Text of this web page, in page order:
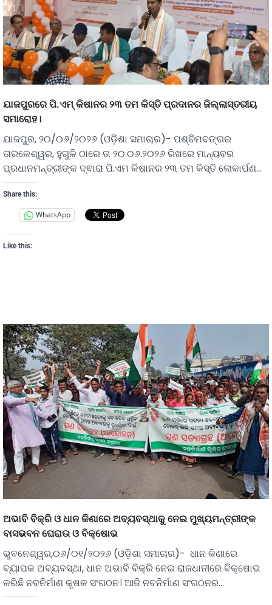
ଯାଜପୁରରେ ପି.ଏମ୍ କିଷାନର ୨୩ ତମ କିସ୍ତି ପ୍ରଦାନର ଜିଲ୍ଲାସ୍ତରୀୟ
ସମାରୋହ।
ଯାଜପୁର, ୨୦/୦୬/୨୦୨୬ (ଓଡ଼ିଶା ସମାଚାର)- ପଶ୍ଚିମବଙ୍ଗର
ତାରକେଶ୍ୱର, ହୁଗୁଳି ଠାରେ ତା ୨୦.୦୬.୨୦୨୬ ରିଖରେ ମାନ୍ୟବର
ପ୍ରଧାନମନ୍ତ୍ରୀଙ୍କ ଦ୍ଵାରା ପି.ଏମ କିଷାନର ୨୩ ତମ କିସ୍ତି ଲୋକାର୍ପଣ…
Share this:
WhatsApp
Like this:
ଅଭାବି ବିକ୍ରି ଓ ଧାନ କିଣାରେ ଅବ୍ୟବସ୍ଥାକୁ ନେଇ ମୁଖ୍ୟମନ୍ତ୍ରୀଙ୍କ
ବାସଭବନ ଘେରାଉ ଓ ବିକ୍ଷୋଭ
ଭୁବନେଶ୍ୱର,୦୬/୦୧/୨୦୨୬ (ଓଡ଼ିଶା ସମାଚାର)- ଧାନ କିଣାରେ
ବ୍ୟାପକ ଅବ୍ୟବସ୍ଥା, ଧାନ ଅଭାବି ବିକ୍ରି ନେଇ ରାଜଧାନୀରେ ବିକ୍ଷୋଭ
କରିଛି ନବନିର୍ମାଣ କୃଷକ ସଂଗଠନ। ଆଜି ନବନିର୍ମାଣ ସଂଗଠନର…